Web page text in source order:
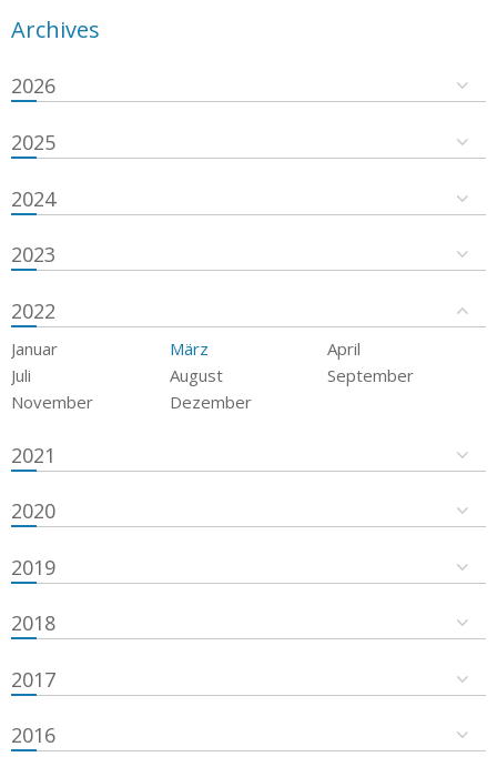
Archives
2026
2025
2024
2023
2022
Januar März
April
Juli
August
September
November
Dezember
2021
2020
2019
2018
2017
2016